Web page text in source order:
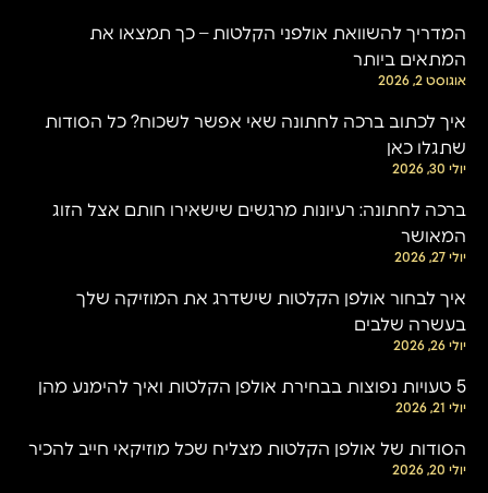
המדריך להשוואת אולפני הקלטות – כך תמצאו את
המתאים ביותר
אוגוסט 2, 2026
איך לכתוב ברכה לחתונה שאי אפשר לשכוח? כל הסודות
שתגלו כאן
יולי 30, 2026
ברכה לחתונה: רעיונות מרגשים שישאירו חותם אצל הזוג
המאושר
יולי 27, 2026
איך לבחור אולפן הקלטות שישדרג את המוזיקה שלך
בעשרה שלבים
יולי 26, 2026
5 טעויות נפוצות בבחירת אולפן הקלטות ואיך להימנע מהן
יולי 21, 2026
הסודות של אולפן הקלטות מצליח שכל מוזיקאי חייב להכיר
יולי 20, 2026